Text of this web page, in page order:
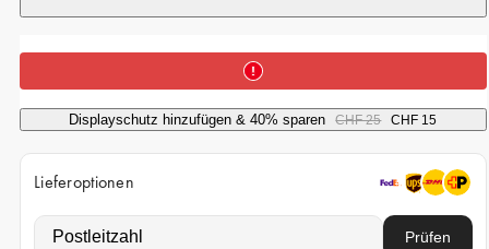
iPhone 13 Pro
Alle Handymodelle
Displayschutz hinzufügen & 40% sparen CHF 25 CHF 15
Lieferoptionen
Prüfen